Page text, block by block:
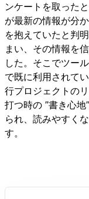
ンケートを取った
が最新の情報が分
を抱えていたと判
まい、その情報を
した。そこでツー
で既に利用されて
行プロジェクトの
打つ時の ”書き心
られ、読みやすく
す。